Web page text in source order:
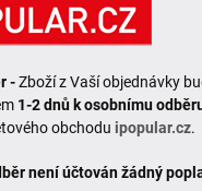
-Zboží z Vaší objednávky
1-2 dnů k osobnímu
obchodu ipopular.cz.
není účtován žádný